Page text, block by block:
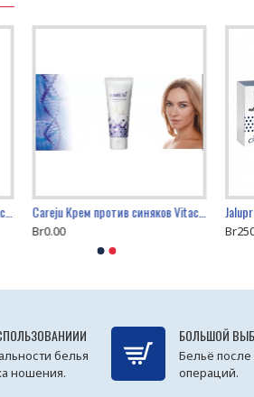
Careju Крем против синяков Vitacare BS Cream Plus Edition, 20 мл
Br0.00
белья
ношения.
БОЛЬШОЙ
Бельё
операций.